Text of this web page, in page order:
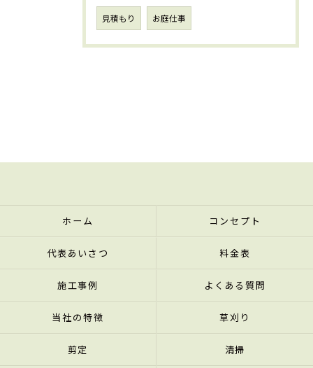
見積もり お庭仕事
ホーム コンセプト
代表あいさつ 料金表
施工事例 よくある質問
当社の特徴 草刈り
剪定 清掃